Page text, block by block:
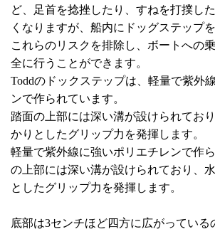
ど、足首を捻挫したり、すねを打撲し
くなりますが、船内にドッグステップ
これらのリスクを排除し、ボートへの
全に行うことができます。
Toddのドックステップは、軽量で紫外
ンで作られています。
踏面の上部には深い溝が設けられてお
かりとしたグリップ力を発揮します。
軽量で紫外線に強いポリエチレンで作
の上部には深い溝が設けられており、
としたグリップ力を発揮します。
底部は3センチほど四方に広がっている